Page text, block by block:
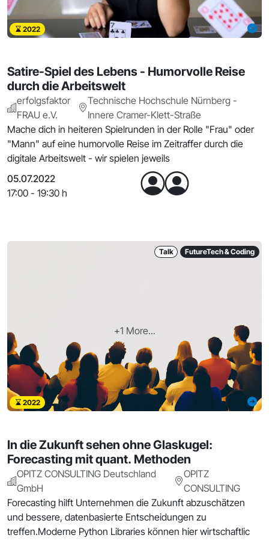
2022
Satire-Spiel des Lebens - Humorvolle Reise
durch die Arbeitswelt
erfolgsfaktor
FRAU e.V.
Technische Hochschule Nürnberg -
Innere Cramer-Klett-Straße
Mache dich in heiteren Spielrunden in der Rolle "Frau" oder
"Mann" auf eine humorvolle Reise im Zeitraffer durch die
digitale Arbeitswelt - wir spielen jeweils
05.07.2022
17:00 - 19:30 h
+1 More...
Talk FutureTech & Coding
2022
In die Zukunft sehen ohne Glaskugel:
Forecasting mit quant. Methoden
OPITZ CONSULTING Deutschland
GmbH
OPITZ
CONSULTING
Forecasting hilft Unternehmen die Zukunft abzuschätzen
und bessere, datenbasierte Entscheidungen zu
treffen.Moderne Python Libraries können hier wirtschaftlic